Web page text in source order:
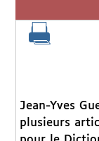
Jean-Yves
plusieurs